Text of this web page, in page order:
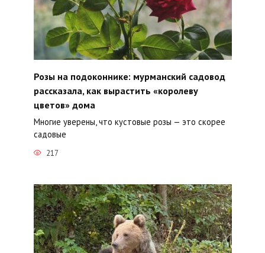
Розы на подоконнике: мурманский садовод
рассказала, как вырастить «королеву
цветов» дома
Многие уверены, что кустовые розы — это скорее
садовые
217